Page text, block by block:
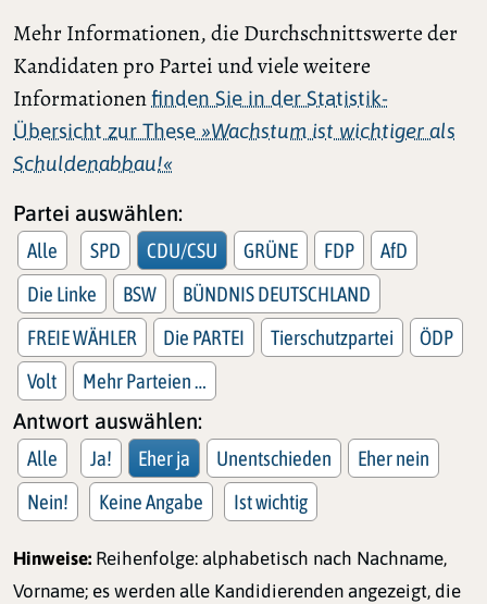
Mehr Informationen, die Durchschnittswerte der
Kandidaten pro Partei und viele weitere
Informationenfinden Sie in der Statistik-
Übersicht zur These »Wachstum ist wichtiger als
Schuldenabbau!«
Partei auswählen:
Alle SPD CDU/CSU GRÜNE FDP
AfD
Die Linke
BSW
BÜNDNIS DEUTSCHLAND
FREIE WÄHLER
Die PARTEI Tierschutzpartei
ÖDP
Volt
Mehr Parteien …
Antwort auswählen:
Alle Ja! Eher ja Unentschieden
Eher nein
Nein!
Keine Angabe Ist wichtig
Hinweise: Reihenfolge: alphabetisch nach Nachname,
Vorname; es werden alle Kandidierenden angezeigt, die